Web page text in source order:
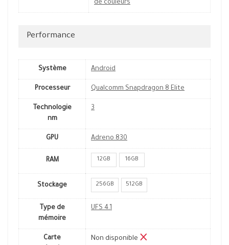
de couleurs
Performance
Système Android
Processeur Qualcomm Snapdragon 8 Elite
Technologie
nm
3
GPU Adreno 830
RAM 12GB 16GB
Stockage 256GB 512GB
Type de
mémoire
UFS 4.1
Carte
Non disponible